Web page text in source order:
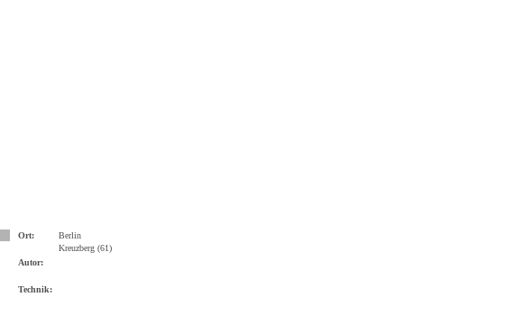
Ort:
Berlin
Kreuzberg (61)
Autor:
Technik: